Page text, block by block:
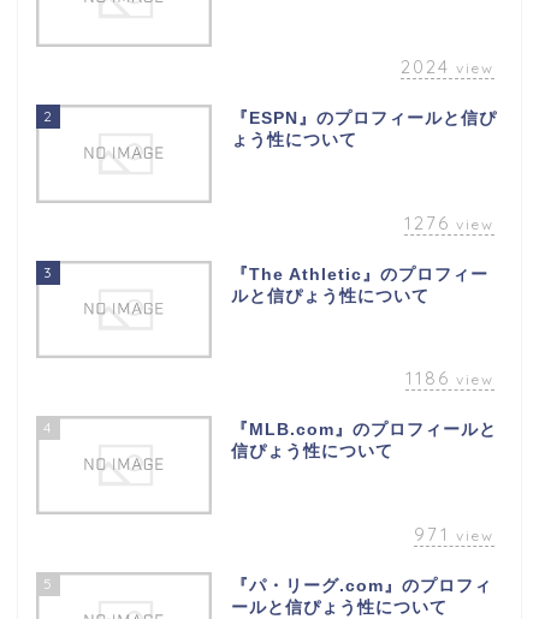
2024 view
2
『ESPN』のプロフィールと信ぴ
ょう性について
1276 view
3
『The Athletic』のプロフィー
ルと信ぴょう性について
1186 view
4
『MLB.com』のプロフィールと
信ぴょう性について
971 view
5
『パ・リーグ.com』のプロフィ
ールと信ぴょう性について